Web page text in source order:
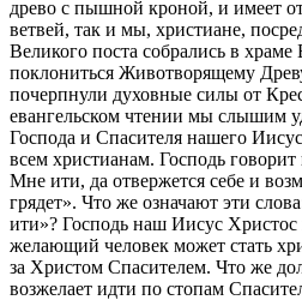
древо с пышной кроной, и имеет
ветвей, так и мы, христиане,
Великого поста собрались в
поклониться Животворящему
почерпнули духовные силы от
евангельском чтении мы слышим
Господа и Спасителя нашего
всем христианам. Господь
Мне ити, да отвержется себе и
грядет». Что же означают эти
ити»? Господь наш Иисус Христос
желающий человек может стать
за Христом Спасителем. Что же
возжелает идти по стопам